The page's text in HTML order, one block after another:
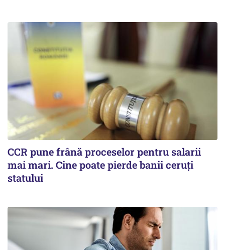
CCR pune frână proceselor pentru salarii
mai mari. Cine poate pierde banii ceruți
statului